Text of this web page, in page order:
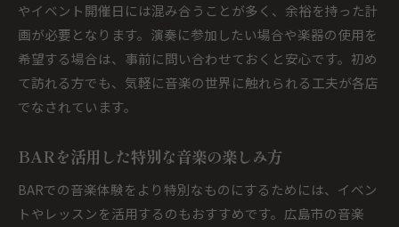
やイベント開催日には混み合うことが多く、余裕を持った計
画が必要となります。演奏に参加したい場合や楽器の使用を
希望する場合は、事前に問い合わせておくと安心です。初め
て訪れる方でも、気軽に音楽の世界に触れられる工夫が各店
でなされています。
BARを活用した特別な音楽の楽しみ方
BARでの音楽体験をより特別なものにするためには、イベン
トやレッスンを活用するのもおすすめです。広島市の音楽